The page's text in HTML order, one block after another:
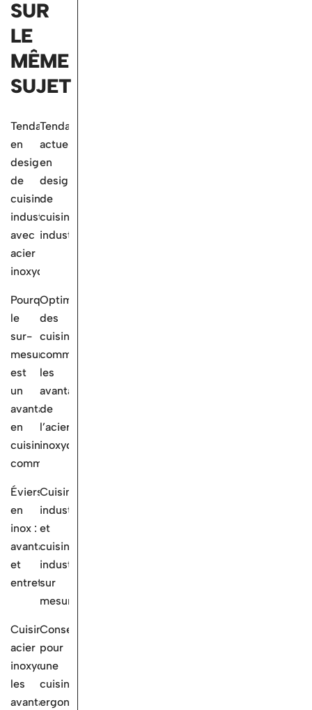
SUR
LE
MÊME
SUJET
Tendances
en
design
de
cuisine
industrielle
avec
acier
inoxydable
Tendances
actuelles
en
design
de
cuisine
industrielle
Pourquoi
le
sur-
mesure
est
un
avantage
en
cuisine
commerciale
Optimisation
des
cuisines
commerciales:
les
avantages
de
l’acier
inoxydable
Éviers
en
inox :
avantages
et
entretien
Cuisine
industrielle
et
cuisines
industrielles
sur
mesure
Cuisine
acier
inoxydable:
les
avantages
Conseils
pour
une
cuisine
ergonomique